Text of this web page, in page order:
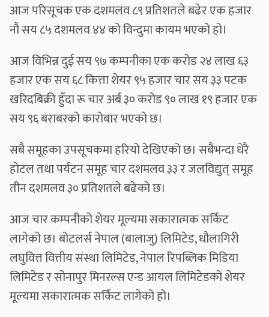
आज परिसूचक एक दशमलव ८९ प्रतिशतले बढेर एक हजार
नौ सय ८५ दशमलव ४४ को विन्दुमा कायम भएको हो।
आज विभिन्न दुई सय ९७ कम्पनीका एक करोड २४ लाख ६३
हजार एक सय ६८ कित्ता शेयर ९५ हजार चार सय ३३ पटक
खरिदबिक्री हुँदा रू चार अर्ब ३० करोड ९० लाख १९ हजार एक
सय ९६ बराबरको कारोबार भएको छ।
सबै समूहका उपसूचकमा हरियो देखिएको छ। सबैभन्दा धेरै
होटल तथा पर्यटन समूह चार दशमलव ३३ र जलविद्युत् समूह
तीन दशमलव ३० प्रतिशतले बढेको छ।
आज चार कम्पनीको शेयर मूल्यमा सकारात्मक सर्किट
लागेको छ। बोटलर्स नेपाल (बालाजु) लिमिटेड, धौलागिरी
लघुवित्त वित्तीय संस्था लिमिटेड, नेपाल रिपब्लिक मिडिया
लिमिटेड र सोनापुर मिनरल्स एन्ड आयल लिमिटेडको शेयर
मूल्यमा सकारात्मक सर्किट लागेको हो।